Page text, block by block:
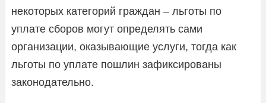
некоторых категорий граждан – льготы по
уплате сборов могут определять сами
организации, оказывающие услуги, тогда как
льготы по уплате пошлин зафиксированы
законодательно.